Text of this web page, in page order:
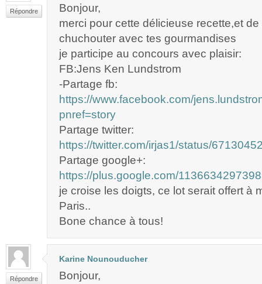
Répondre
Bonjour,
merci pour cette délicieuse recette,et
chuchouter avec tes gourmandises
je participe au concours avec plaisir:
FB:Jens Ken Lundstrom
-Partage fb:
https://www.facebook.com/
pnref=story
Partage twitter:
https://twitter.com/irjas1/status/
Partage google+:
https://plus.google.com/
je croise les doigts, ce lot serait offert à
Paris..
Bone chance à tous!
Répondre
Karine Nounouducher
Bonjour,